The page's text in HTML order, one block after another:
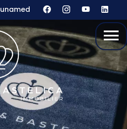
unamed